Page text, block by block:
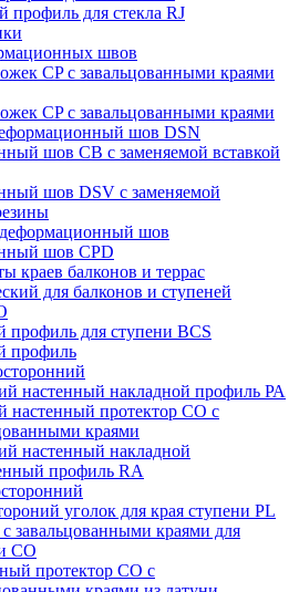
профиль для стекла RJ
швов
СP с завальцованными краями
СP с завальцованными краями
шов DSN
шов CB c заменяемой вставкой
шов DSV c заменяемой
шов
шов CPD
краев балконов и террас
для балконов и ступеней
профиль для ступени BCS
профиль
настенный накладной профиль РА
настенный протектор СО с
краями
настенный накладной
профиль RА
уголок для края ступени PL
завальцованными краями для
CO
протектор СО с